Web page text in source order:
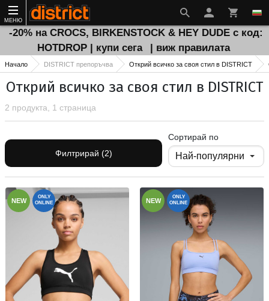
МЕНЮ
-20% на CROCS, BIRKENSTOCK & HEY DUDE с код:
HOTDROP | купи сега
| виж правилата
Начало DISTRICT препоръчва Открий всичко за своя стил в DISTRICT
Открий всичко за своя стил в DISTRICT
2 продукта, 1 страница
Филтрирай (2)
Сортирай по
NEW
ONLY
ONLINE
NEW
ONLY
ONLINE